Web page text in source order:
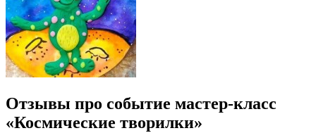
Отзывы про событие мастер-класс
«Космические творилки»